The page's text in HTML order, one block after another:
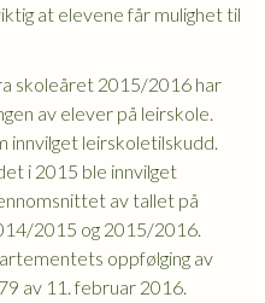
at elevene får mulighet til
skoleåret 2015/2016 har
av elever på leirskole.
leirskoletilskudd.
i 2015 ble innvilget
av tallet på
2015 og 2015/2016.
oppfølging av
av 11. februar 2016.